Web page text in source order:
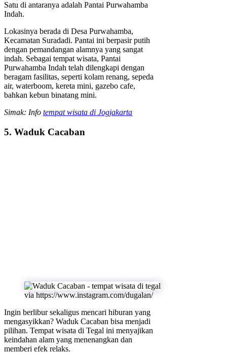
Satu di antaranya adalah Pantai Purwahamba
Indah.
Lokasinya berada di Desa Purwahamba,
Kecamatan Suradadi. Pantai ini berpasir putih
dengan pemandangan alamnya yang sangat
indah. Sebagai tempat wisata, Pantai
Purwahamba Indah telah dilengkapi dengan
beragam fasilitas, seperti kolam renang, sepeda
air, waterboom, kereta mini, gazebo cafe,
bahkan kebun binatang mini.
Simak: Info tempat wisata di Jogjakarta
5. Waduk Cacaban
via https://www.instagram.com/dugalan/
Ingin berlibur sekaligus mencari hiburan yang
mengasyikkan? Waduk Cacaban bisa menjadi
pilihan. Tempat wisata di Tegal ini menyajikan
keindahan alam yang menenangkan dan
memberi efek relaks.